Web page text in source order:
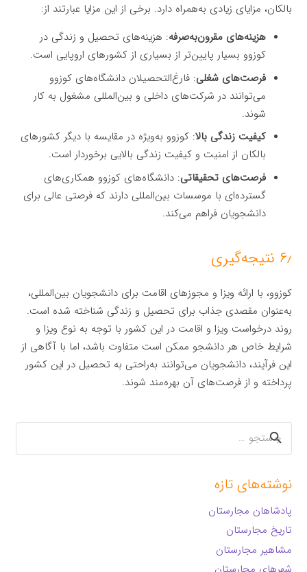
بالکان، مزایای زیادی به‌همراه دارد. برخی از این مزایا عبارتند از:
هزینه‌های مقرون‌به‌صرفه: هزینه‌های تحصیل و زندگی در
کوزوو بسیار پایین‌تر از بسیاری از کشورهای اروپایی است.
فرصت‌های شغلی: فارغ‌التحصیلان دانشگاه‌های کوزوو
می‌توانند در شرکت‌های داخلی و بین‌المللی مشغول به کار
شوند.
کیفیت زندگی بالا: کوزوو به‌ویژه در مقایسه با دیگر کشورهای
بالکان از امنیت و کیفیت زندگی بالایی برخوردار است.
فرصت‌های تحقیقاتی: دانشگاه‌های کوزوو همکاری‌های
گسترده‌ای با موسسات بین‌المللی دارند که فرصتی عالی برای
دانشجویان فراهم می‌کند.
۶٫ نتیجه‌گیری
کوزوو، با ارائه ویزا و مجوزهای اقامت برای دانشجویان بین‌المللی،
به‌عنوان مقصدی جذاب برای تحصیل و زندگی شناخته شده است.
روند درخواست ویزا و اقامت در این کشور با توجه به نوع ویزا و
شرایط خاص هر دانشجو ممکن است متفاوت باشد، اما با آگاهی از
این فرآیند، دانشجویان می‌توانند به‌راحتی به تحصیل در این کشور
پرداخته و از فرصت‌های آن بهره‌مند شوند.
جستجو
برای:
نوشته‌های تازه
پادشاهان مجارستان
تاریخ مجارستان
مشاهیر مجارستان